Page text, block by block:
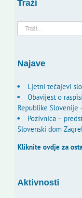
Traži
Traži...
Najave
Ljetni tečajevi
Obavijest o
Republike Slovenije
Pozivnica –
Slovenski dom
Kliknite ovdje za
Aktivnosti